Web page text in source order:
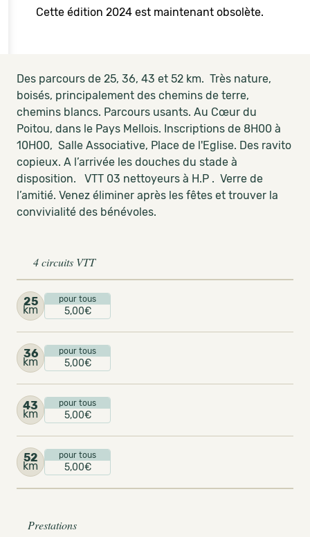
Cette édition 2024 est maintenant obsolète.
Des parcours de 25, 36, 43 et 52 km. Très nature,
boisés, principalement des chemins de terre,
chemins blancs. Parcours usants. Au Cœur du
Poitou, dans le Pays Mellois. Inscriptions de 8H00 à
10H00, Salle Associative, Place de l'Eglise. Des ravito
copieux. A l’arrivée les douches du stade à
disposition. VTT 03 nettoyeurs à H.P . Verre de
l’amitié. Venez éliminer après les fêtes et trouver la
convivialité des bénévoles.
4 circuits VTT
25
km
pour tous
5,00€
36
km
pour tous
5,00€
43
km
pour tous
5,00€
52
km
pour tous
5,00€
Prestations